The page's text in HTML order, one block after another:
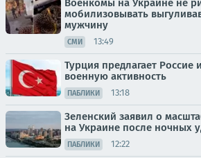
Военкомы на Украине не
мобилизовывать
мужчину
СМИ 13:49
Турция предлагает Россие
военную активность
ПАБЛИКИ 13:18
Зеленский заявил о
на Украине после ночных
ПАБЛИКИ 12:22